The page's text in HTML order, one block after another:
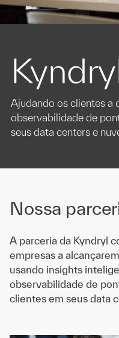
Ajudando os clientes a
observabilidade de
seus data centers e
Nossa
A parceria da Kyndryl
empresas a
usando insights
observabilidade de
clientes em seus data